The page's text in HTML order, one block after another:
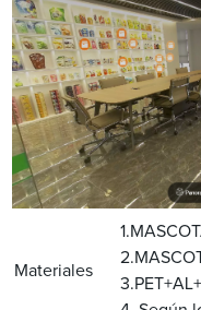
Materiales